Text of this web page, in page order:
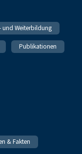
und Weiterbildung
Publikationen
& Fakten